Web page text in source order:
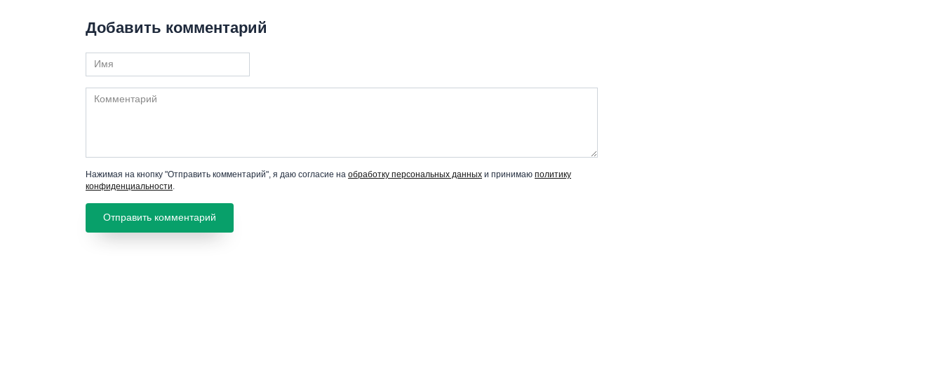
Добавить комментарий
Имя
Комментарий
Нажимая на кнопку "Отправить комментарий", я даю согласие на обработку персональных данных и принимаю политику
конфиденциальности